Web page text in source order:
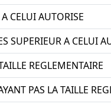
CELUI AUTORISE
SUPERIEUR A CELUI
REGLEMENTAIRE
PAS LA TAILLE